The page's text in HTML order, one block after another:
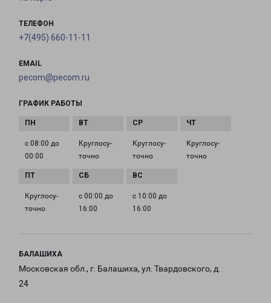
ТЕЛЕФОН
+7(495) 660-11-11
EMAIL
pecom@pecom.ru
ГРАФИК РАБОТЫ
с 08:00 до
00:00
Круглосу­
точно
Круглосу­
точно
Круглосу­
точно
Круглосу­
точно
с 00:00 до
16:00
с 10:00 до
16:00
БАЛАШИХА
Московская обл., г. Балашиха, ул. Твардовского, д.
24